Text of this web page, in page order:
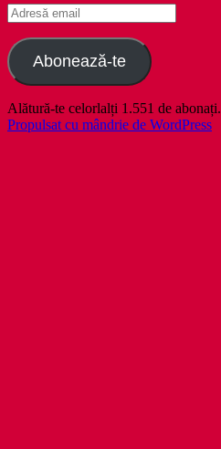
Adresă
email
Abonează-te
Alătură-te celorlalți 1.551 de abonați.
Propulsat cu mândrie de WordPress